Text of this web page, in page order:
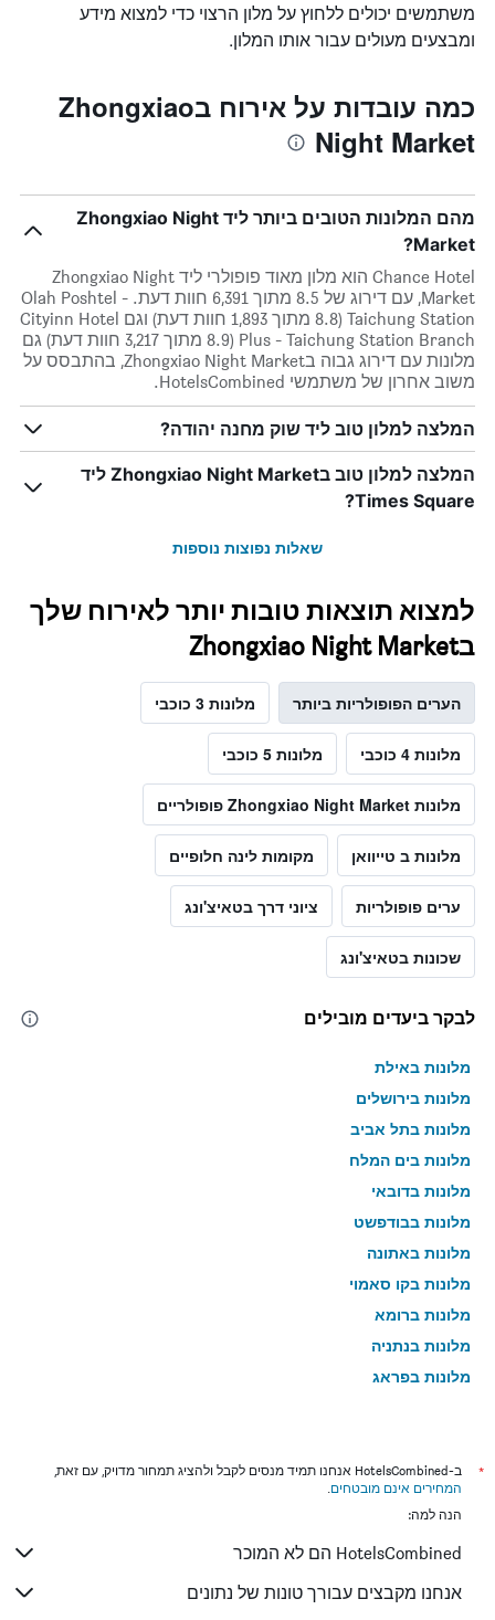
משתמשים יכולים ללחוץ על מלון הרצוי כדי למצוא מידע
ומבצעים מעולים עבור אותו המלון.
כמה עובדות על אירוח בZhongxiao
Night Market
מהם המלונות הטובים ביותר ליד Zhongxiao Night
Market?
Chance Hotel הוא מלון מאוד פופולרי ליד Zhongxiao Night
Market, עם דירוג של 8.5 מתוך 6,391 חוות דעת. Olah Poshtel -
Taichung Station (8.8 מתוך 1,893 חוות דעת) וגם Cityinn Hotel
Plus - Taichung Station Branch (8.9 מתוך 3,217 חוות דעת) גם
מלונות עם דירוג גבוה בZhongxiao Night Market, בהתבסס על
משוב אחרון של משתמשי HotelsCombined.
המלצה למלון טוב ליד שוק מחנה יהודה?
המלצה למלון טוב בZhongxiao Night Market ליד
Times Square?
שאלות נפוצות נוספות
למצוא תוצאות טובות יותר לאירוח שלך
בZhongxiao Night Market
הערים הפופולריות ביותר מלונות 3 כוכבי
מלונות 4 כוכבי מלונות 5 כוכבי
מלונות Zhongxiao Night Market פופולריים
מלונות ב טייוואן מקומות לינה חלופיים
ערים פופולריות ציוני דרך בטאיצ'ונג
שכונות בטאיצ'ונג
לבקר ביעדים מובילים
מלונות באילת
מלונות בירושלים
מלונות בתל אביב
מלונות בים המלח
מלונות בדובאי
מלונות בבודפשט
מלונות באתונה
מלונות בקו סאמוי
מלונות ברומא
מלונות בנתניה
מלונות בפראג
מלונות בניו יורק
מלונות בבנגקוק
מלונות בבוקרשט
מלונות בפאפוס
*
ב-HotelsCombined אנחנו תמיד מנסים לקבל ולהציג תמחור מדויק, עם זאת,
המחירים אינם מובטחים.
הנה למה:
HotelsCombined הם לא המוכר
אנחנו מקבצים עבורך טונות של נתונים